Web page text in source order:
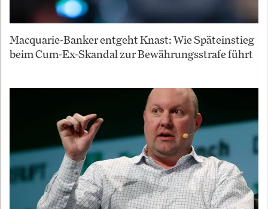
Macquarie-Banker entgeht Knast: Wie Späteinstieg
beim Cum-Ex-Skandal zur Bewährungsstrafe führt